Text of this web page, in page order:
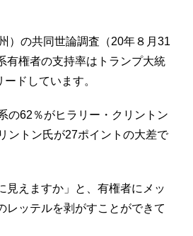
）の共同世論調査（20年８月31
有権者の支持率はトランプ大統
ドしています。
の62％がヒラリー・クリントン
ントン氏が27ポイントの大差で
えますか」と、有権者にメッ
レッテルを剥がすことができて